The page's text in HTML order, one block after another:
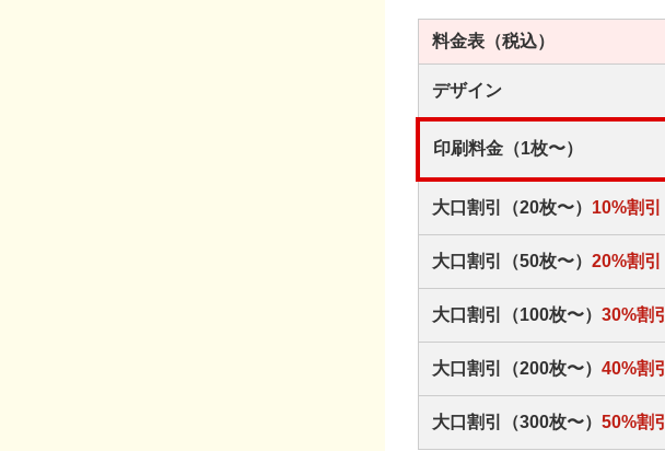
料金表 （税込）
デザイン
印刷料金（1枚〜）
大口割引（20枚〜） 10%割引
大口割引（50枚〜） 20%割引
大口割引（100枚〜） 30%割引
大口割引（200枚〜） 40%割引
大口割引（300枚〜） 50%割引